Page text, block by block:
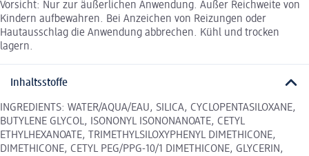
Vorsicht: Nur zur äußerlichen Anwendung. Außer Reichweite von
Kindern aufbewahren. Bei Anzeichen von Reizungen oder
Hautausschlag die Anwendung abbrechen. Kühl und trocken
lagern.
Inhaltsstoffe
INGREDIENTS: WATER/AQUA/EAU, SILICA, CYCLOPENTASILOXANE,
BUTYLENE GLYCOL, ISONONYL ISONONANOATE, CETYL
ETHYLHEXANOATE, TRIMETHYLSILOXYPHENYL DIMETHICONE,
DIMETHICONE, CETYL PEG/PPG-10/1 DIMETHICONE, GLYCERIN,